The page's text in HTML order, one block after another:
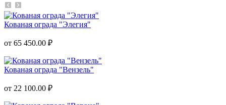
Кованая ограда "Элегия"
от 65 450.00 ₽
Кованая ограда "Вензель"
от 22 100.00 ₽